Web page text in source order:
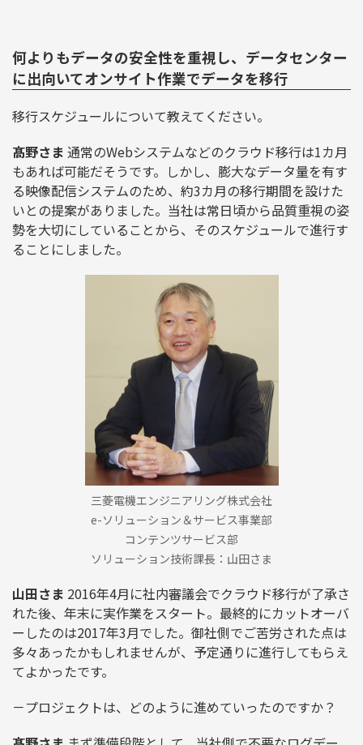
何よりもデータの安全性を重視し、データセンター
に出向いてオンサイト作業でデータを移行
移行スケジュールについて教えてください。
髙野さま 通常のWebシステムなどのクラウド移行は1カ月
もあれば可能だそうです。しかし、膨大なデータ量を有す
る映像配信システムのため、約3カ月の移行期間を設けた
いとの提案がありました。当社は常日頃から品質重視の姿
勢を大切にしていることから、そのスケジュールで進行す
ることにしました。
三菱電機エンジニアリング株式会社
e-ソリューション＆サービス事業部
コンテンツサービス部
ソリューション技術課長：山田さま
山田さま 2016年4月に社内審議会でクラウド移行が了承さ
れた後、年末に実作業をスタート。最終的にカットオーバ
ーしたのは2017年3月でした。御社側でご苦労された点は
多々あったかもしれませんが、予定通りに進行してもらえ
てよかったです。
－プロジェクトは、どのように進めていったのですか？